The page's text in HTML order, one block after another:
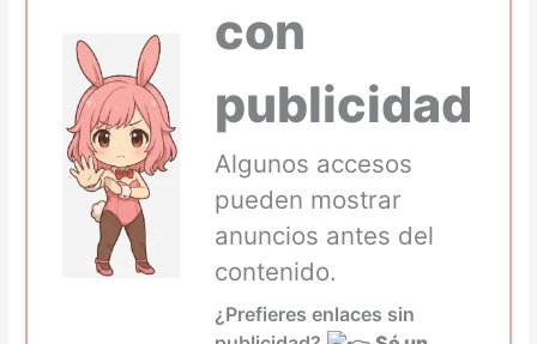
con
publicidad
Algunos accesos
pueden mostrar
anuncios antes del
contenido.
¿Prefieres enlaces sin